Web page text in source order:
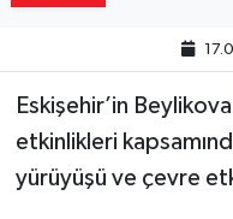
Eskişehir’in
etkinlikleri
yürüyüşü ve çevre